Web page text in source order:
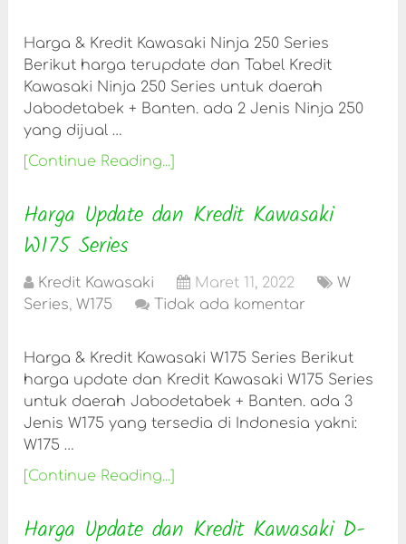
Harga & Kredit Kawasaki Ninja 250 Series
Berikut harga terupdate dan Tabel Kredit
Kawasaki Ninja 250 Series untuk daerah
Jabodetabek + Banten. ada 2 Jenis Ninja 250
yang dijual …
[Continue Reading...]
Harga Update dan Kredit Kawasaki
W175 Series
Kredit Kawasaki Maret 11, 2022
W
Series,W175 Tidak ada komentar
Harga & Kredit Kawasaki W175 Series Berikut
harga update dan Kredit Kawasaki W175 Series
untuk daerah Jabodetabek + Banten. ada 3
Jenis W175 yang tersedia di Indonesia yakni:
W175 …
[Continue Reading...]
Harga Update dan Kredit Kawasaki D-